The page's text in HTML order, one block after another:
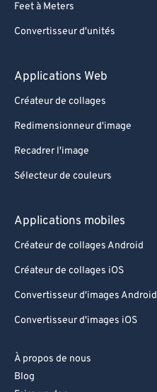
Feet à Meters
Convertisseur d'unités
Applications Web
Créateur de collages
Redimensionneur d'image
Recadrer l'image
Sélecteur de couleurs
Applications mobiles
Créateur de collages Android
Créateur de collages iOS
Convertisseur d'images Android
Convertisseur d'images iOS
À propos de nous
Blog